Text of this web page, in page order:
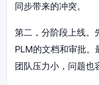
同步带来的冲突。
第二，分阶段上线。
PLM的文档和审批。
团队压力小，问题也